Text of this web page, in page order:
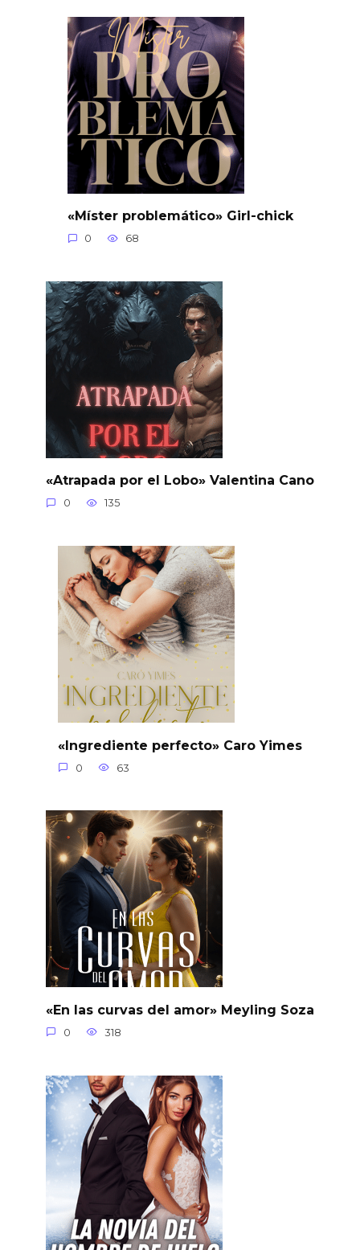
«Míster problemático» Girl-chick
0 68
«Atrapada por el Lobo» Valentina Cano
0 135
«Ingrediente perfecto» Caro Yimes
0 63
«En las curvas del amor» Meyling Soza
0 318